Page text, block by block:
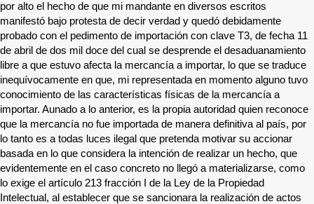
por alto el hecho de que mi mandante en diversos escritos
manifestó bajo protesta de decir verdad y quedó debidamente
probado con el pedimento de importación con clave T3, de fecha 11
de abril de dos mil doce del cual se desprende el desaduanamiento
libre a que estuvo afecta la mercancía a importar, lo que se traduce
inequívocamente en que, mi representada en momento alguno tuvo
conocimiento de las características físicas de la mercancía a
importar. Aunado a lo anterior, es la propia autoridad quien reconoce
que la mercancía no fue importada de manera definitiva al país, por
lo tanto es a todas luces ilegal que pretenda motivar su accionar
basada en lo que considera la intención de realizar un hecho, que
evidentemente en el caso concreto no llegó a materializarse, como
lo exige el artículo 213 fracción I de la Ley de la Propiedad
Intelectual, al establecer que se sancionara la realización de actos